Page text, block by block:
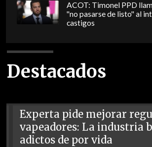
ACOT: Timonel PPD
"no pasarse de listo" al
castigos
Destacados
Experta pide mejorar
vapeadores: La industria
adictos de por vida